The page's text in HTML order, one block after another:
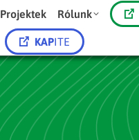
Projektek Rólunk
KAPITE